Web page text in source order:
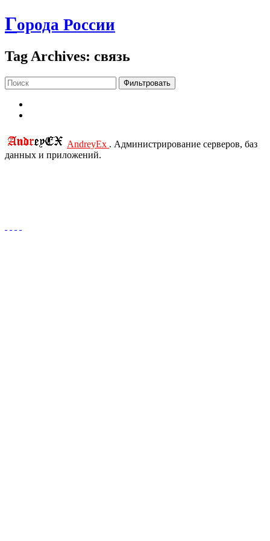
Города России
Tag Archives: связь
Фильтровать
AndreyEx . Администрирование серверов, баз
данных и приложений.